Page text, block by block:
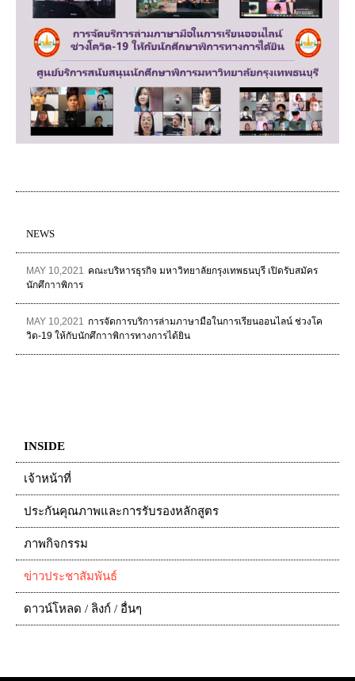
NEWS
MAY 10,2021 คณะบริหารธุรกิจ มหาวิทยาลัยกรุงเทพธนบุรี เปิดรับสมัคร
นักศึกาาพิการ
MAY 10,2021 การจัดการบริการล่ามภาษามือในการเรียนออนไลน์ ช่วงโค
วิด-19 ให้กับนักศึกาาพิการทางการได้ยิน
INSIDE
เจ้าหน้าที่
ประกันคุณภาพและการรับรองหลักสูตร
ภาพกิจกรรม
ข่าวประชาสัมพันธ์
ดาวน์โหลด / ลิงก์ / อื่นๆ